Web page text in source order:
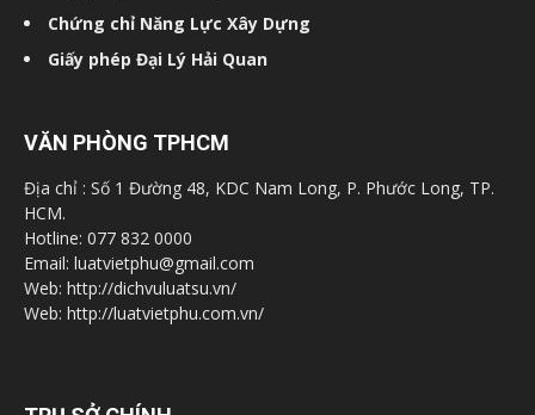
Chứng chỉ Năng Lực Xây Dựng
Giấy phép Đại Lý Hải Quan
VĂN PHÒNG TPHCM
Địa chỉ : Số 1 Đường 48, KDC Nam Long, P. Phước Long, TP.
HCM.
Hotline: 077 832 0000
Email: luatvietphu@gmail.com
Web: http://dichvuluatsu.vn/
Web: http://luatvietphu.com.vn/